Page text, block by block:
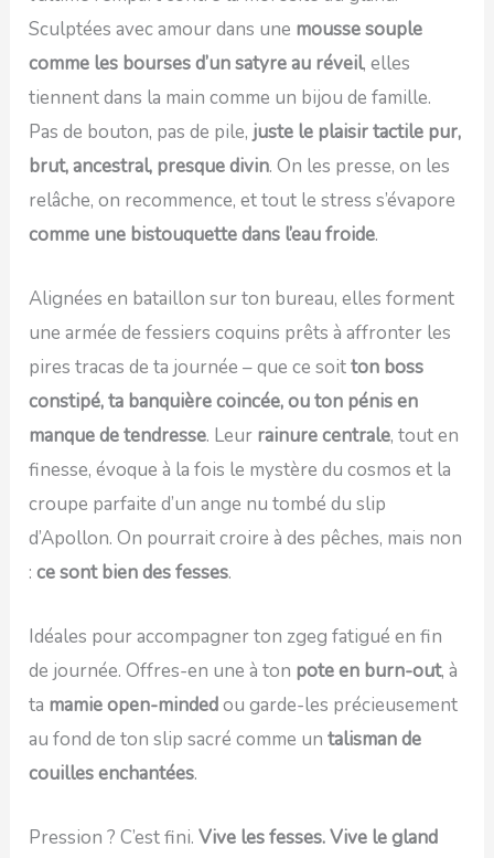
Sculptées avec amour dans une mousse souple
comme les bourses d’un satyre au réveil, elles
tiennent dans la main comme un bijou de famille.
Pas de bouton, pas de pile, juste le plaisir tactile pur,
brut, ancestral, presque divin. On les presse, on les
relâche, on recommence, et tout le stress s’évapore
comme une bistouquette dans l’eau froide.
Alignées en bataillon sur ton bureau, elles forment
une armée de fessiers coquins prêts à affronter les
pires tracas de ta journée – que ce soitton boss
constipé, ta banquière coincée, ou ton pénis en
manque de tendresse. Leur rainure centrale, tout en
finesse, évoque à la fois le mystère du cosmos et la
croupe parfaite d’un ange nu tombé du slip
d’Apollon. On pourrait croire à des pêches, mais non
:ce sont bien des fesses.
Idéales pour accompagner ton zgeg fatigué en fin
de journée. Offres-en une à ton pote en burn-out, à
ta mamie open-mindedou garde-les précieusement
au fond de ton slip sacré comme untalisman de
couilles enchantées.
Pression ? C’est fini.Vive les fesses. Vive le gland